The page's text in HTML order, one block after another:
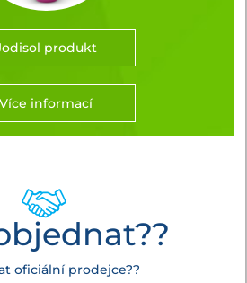
produkt
Více informací
oficiální prodejce??